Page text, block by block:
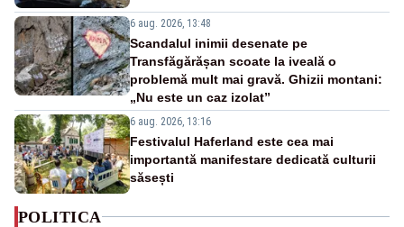
6 aug. 2026, 13:48
Scandalul inimii desenate pe
Transfăgărășan scoate la iveală o
problemă mult mai gravă. Ghizii montani:
„Nu este un caz izolat”
6 aug. 2026, 13:16
Festivalul Haferland este cea mai
importantă manifestare dedicată culturii
săsești
POLITICA